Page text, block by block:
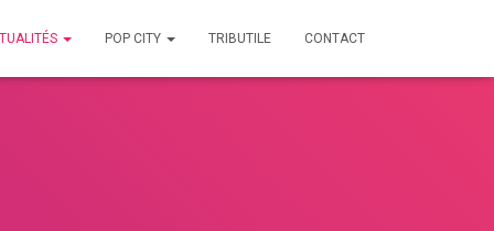
POP CITY TRIBUTILE CONTACT